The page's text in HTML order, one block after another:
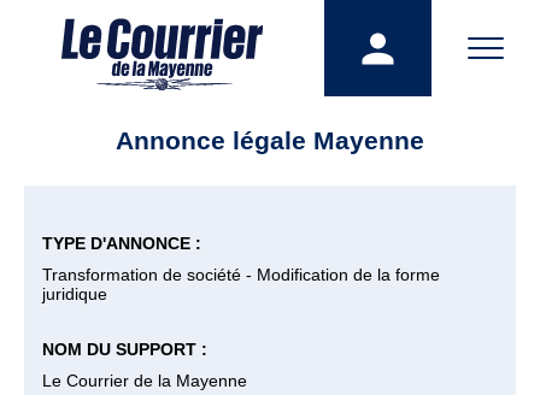
Annonce légale Mayenne
TYPE D'ANNONCE :
Transformation de société - Modification de la forme
juridique
NOM DU SUPPORT :
Le Courrier de la Mayenne